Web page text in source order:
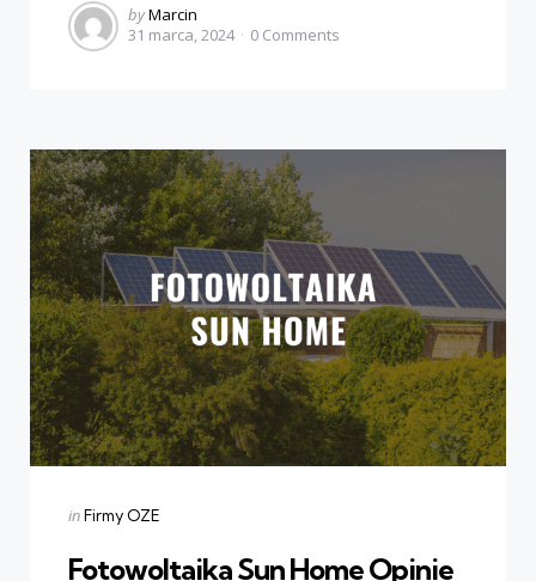
Posted
by
byMarcin
31 marca, 2024
0 Comments
Categories
Posted
inFirmy OZE
Fotowoltaika Sun Home Opinie